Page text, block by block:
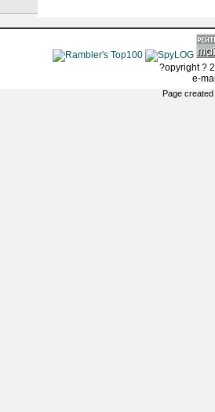
?opyright ?
e-
Page